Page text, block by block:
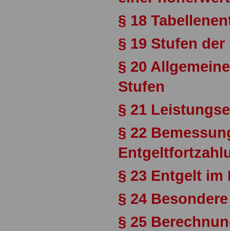
§ 18
§ 19 Stufen
§ 20
Stufen
§ 21
§ 22
§ 23 Entgelt
§ 24
§ 25